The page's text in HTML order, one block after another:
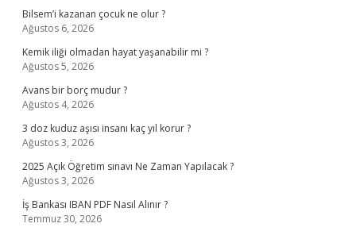
Bilsem’i kazanan çocuk ne olur ?
Ağustos 6, 2026
Kemik iliği olmadan hayat yaşanabilir mi ?
Ağustos 5, 2026
Avans bir borç mudur ?
Ağustos 4, 2026
3 doz kuduz aşısı insanı kaç yıl korur ?
Ağustos 3, 2026
2025 Açık Öğretim sınavı Ne Zaman Yapılacak ?
Ağustos 3, 2026
İş Bankası IBAN PDF Nasıl Alınır ?
Temmuz 30, 2026